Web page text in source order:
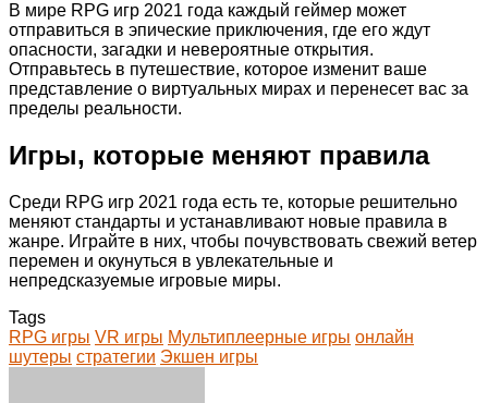
В мире RPG игр 2021 года каждый геймер может
отправиться в эпические приключения, где его ждут
опасности, загадки и невероятные открытия.
Отправьтесь в путешествие, которое изменит ваше
представление о виртуальных мирах и перенесет вас за
пределы реальности.
Игры, которые меняют правила
Среди RPG игр 2021 года есть те, которые решительно
меняют стандарты и устанавливают новые правила в
жанре. Играйте в них, чтобы почувствовать свежий ветер
перемен и окунуться в увлекательные и
непредсказуемые игровые миры.
Tags
RPG игры VR игры Мультиплеерные игры онлайн
шутеры стратегии Экшен игры